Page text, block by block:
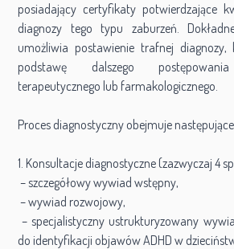
posiadający certyfikaty potwierdzające
diagnozy tego typu zaburzeń.
umożliwia postawienie trafnej
podstawę dalszego postępowania
terapeutycznego lub farmakologicznego.
Proces diagnostyczny obejmuje
1. Konsultacje diagnostyczne (zazwyczaj 4
– szczegółowy wywiad wstępny,
– wywiad rozwojowy,
– specjalistyczny ustrukturyzowany
do identyfikacji objawów ADHD w